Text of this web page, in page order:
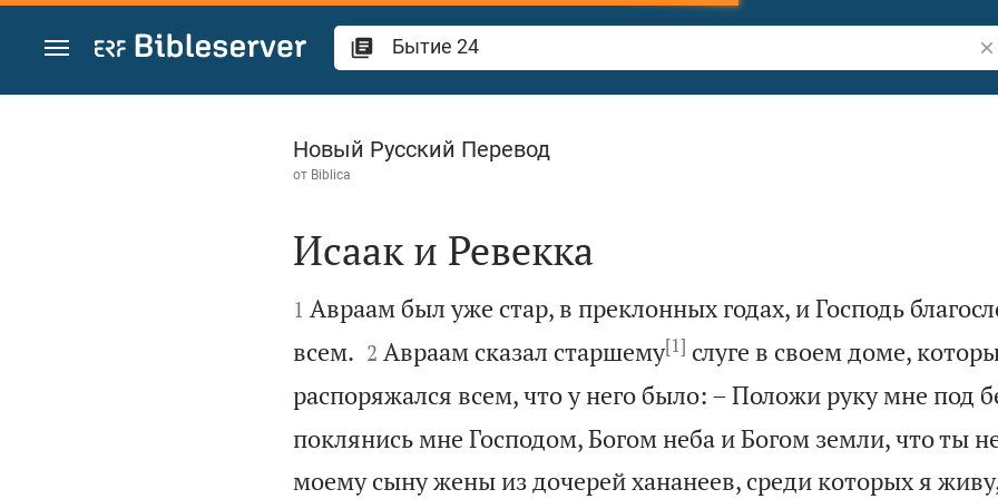
Перейти к содержанию
Бытие 24
Новый Русский Перевод
от Biblica

Исаак и Ревекка

1 Авраам был уже стар, в преклонных годах, и Господь
всем.
2 Авраам сказал старшему[1] слуге в своем доме,
распоряжался всем, что у него было: – Положи руку мне под
поклянись мне Господом, Богом неба и Богом земли, что ты
моему сыну жены из дочерей хананеев, среди которых я